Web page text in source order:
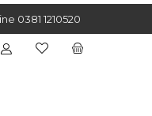
0381 1210520